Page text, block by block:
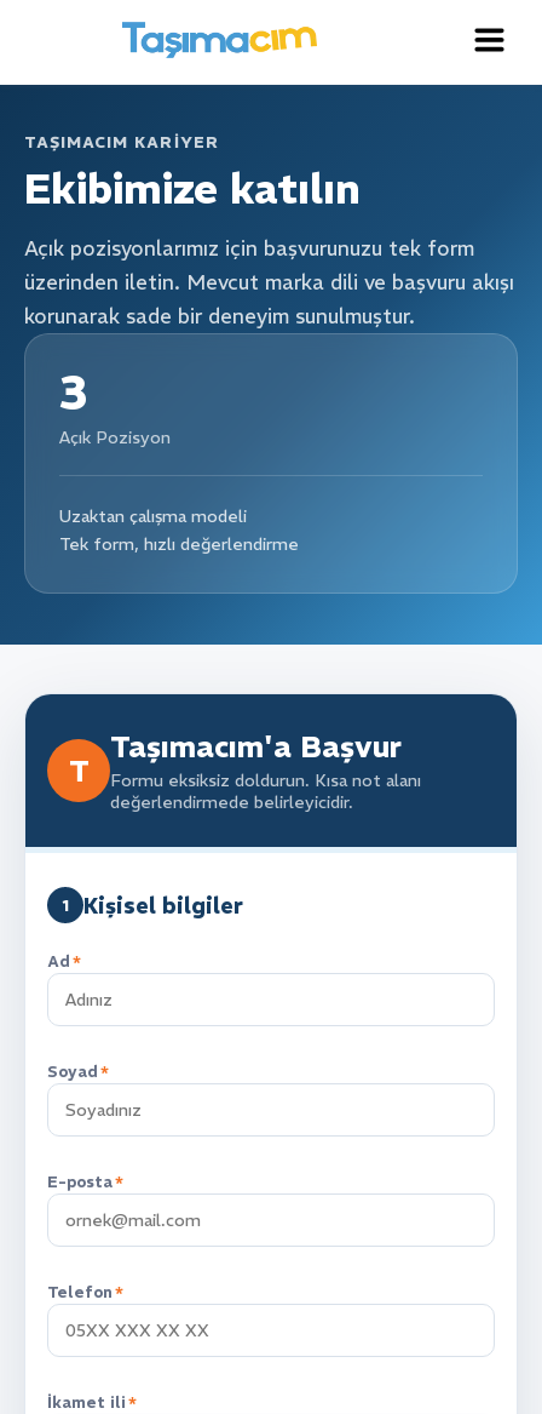
Sipariş
Oluştur
Yap
TAŞIMACIM KARIYER
Ekibimize katılın
Açık pozisyonlarımız için başvurunuzu tek form
üzerinden iletin. Mevcut marka dili ve başvuru akışı
korunarak sade bir deneyim sunulmuştur.
3
Açık Pozisyon
Uzaktan çalışma modeli
Tek form, hızlı değerlendirme
T
Taşımacım'a Başvur
Formu eksiksiz doldurun. Kısa not alanı
değerlendirmede belirleyicidir.
1 Kişisel bilgiler
Ad*
Soyad*
E-posta*
Telefon*
İkamet ili*
Canlı Destek